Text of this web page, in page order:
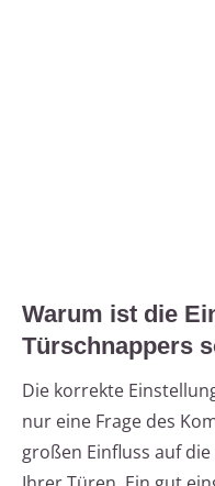
Warum ist die
Türschnappers
Die korrekte
nur eine Frage des
großen Einfluss auf